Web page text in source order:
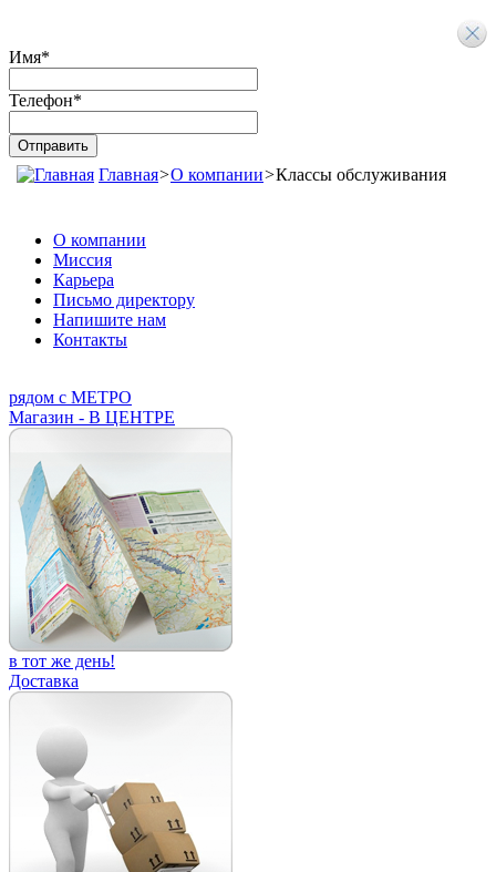
Имя*
Телефон*
Главная>О компании>Классы обслуживания
О компании
Миссия
Карьера
Письмо директору
Напишите нам
Контакты
рядом с МЕТРО
Магазин - В ЦЕНТРЕ
в тот же день!
Доставка